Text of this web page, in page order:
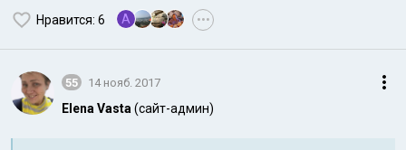
Нравится: 6 A •••
55 14 нояб. 2017
Elena Vasta (сайт-админ)